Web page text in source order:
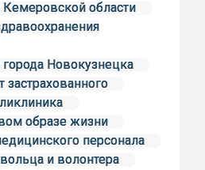
области
Новокузнецка
образе жизни
персонала
и волонтера